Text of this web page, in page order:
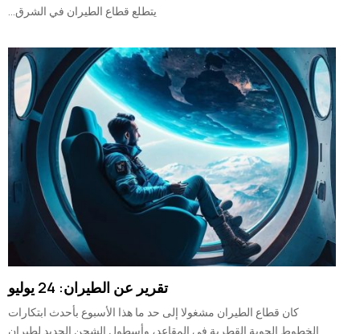
يتطلع قطاع الطيران في الشرق...
تقرير عن الطيران: 24 يوليو
كان قطاع الطيران مشغولا إلى حد ما هذا الأسبوع بأحدث ابتكارات
الخطوط الجوية القطرية في المقاعد، وأسطول الشحن الجديد لطيران